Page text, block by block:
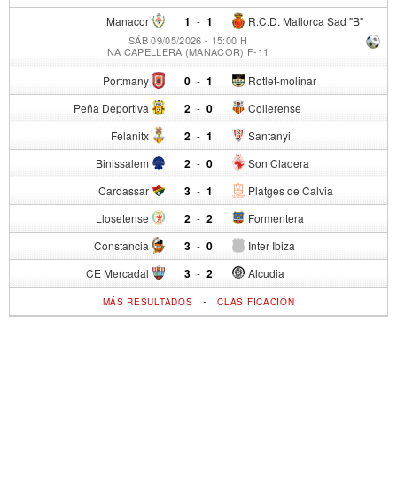
Manacor 1 - R.C.D. Mallorca Sad "B"
1
SÁB 09/05/2026 - 15:00 H
NA CAPELLERA (MANACOR) F-11
Portmany 0 - Rotlet-molinar
1
Peña Deportiva 2 - Collerense
0
Felanitx 2 - Santanyi
1
Binissalem 2 - Son Cladera
0
Cardassar 3 - Platges de Calvia
1
Llosetense 2 - Formentera
2
Constancia 3 - Inter Ibiza
0
CE Mercadal 3 - Alcudia
2
MÁS RESULTADOS -CLASIFICACIÓN